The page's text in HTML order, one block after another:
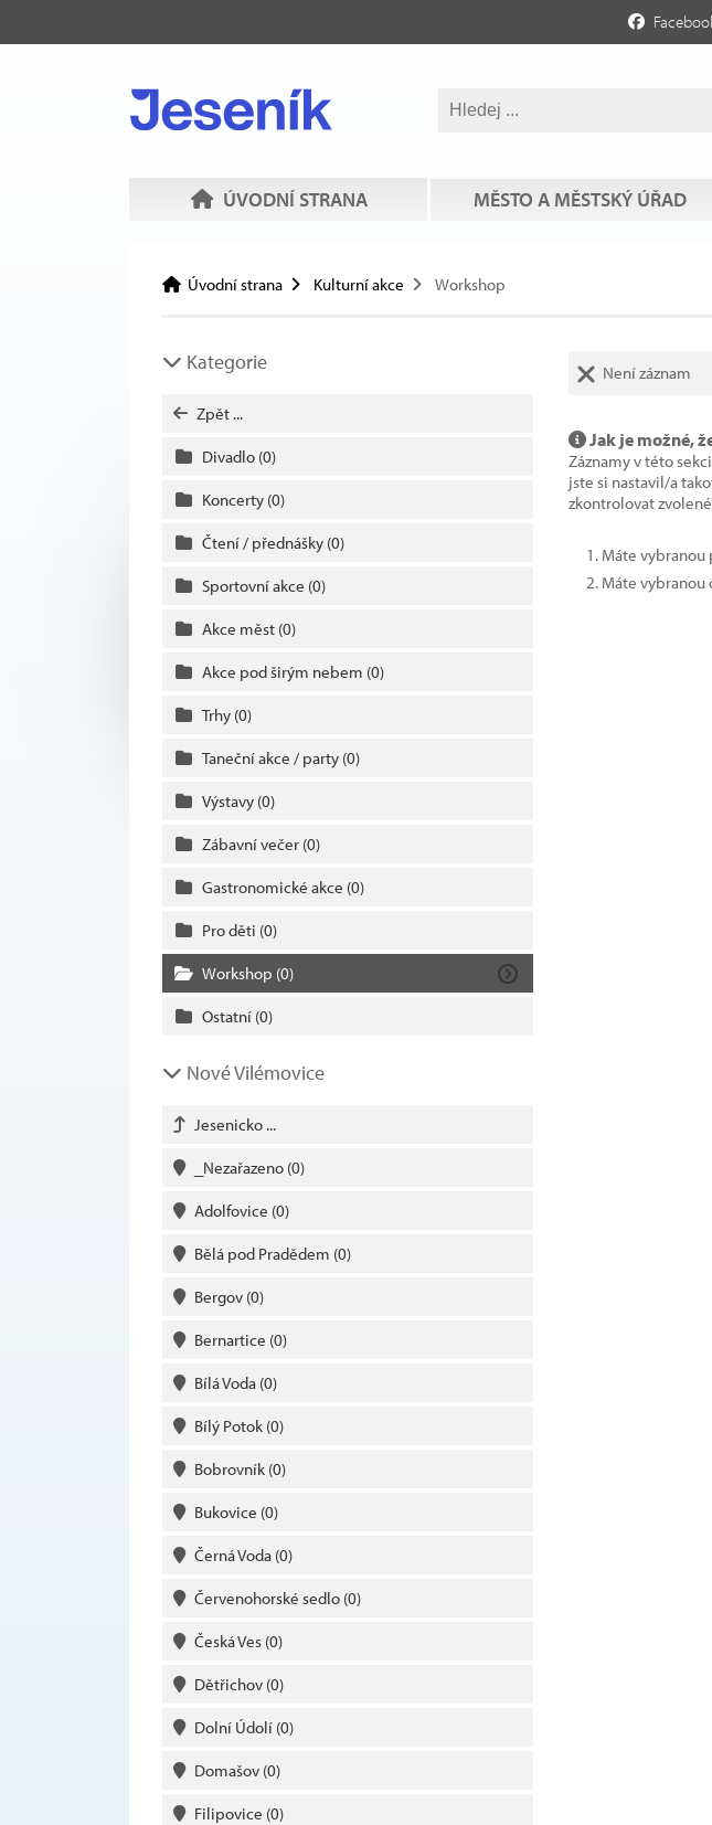
ÚVODNÍ STRANA MĚSTO A MĚSTSKÝ ÚŘAD
Úvodní strana Kulturní akce Workshop
Kategorie
Zpět ...
Divadlo (0)
Koncerty (0)
Čtení / přednášky (0)
Sportovní akce (0)
Akce měst (0)
Akce pod širým nebem (0)
Trhy (0)
Taneční akce / party (0)
Výstavy (0)
Zábavní večer (0)
Gastronomické akce (0)
Pro děti (0)
Workshop (0)
Ostatní (0)
Nové Vilémovice
Jesenicko ...
_Nezařazeno (0)
Adolfovice (0)
Bělá pod Pradědem (0)
Bergov (0)
Bernartice (0)
Bílá Voda (0)
Bílý Potok (0)
Bobrovník (0)
Bukovice (0)
Černá Voda (0)
Červenohorské sedlo (0)
Česká Ves (0)
Dětřichov (0)
Dolní Údolí (0)
Domašov (0)
Filipovice (0)
Není záznam
Jak je možné,
Záznamy v této
jste si nastavil/a
zkontrolovat
Máte
Máte vybranou